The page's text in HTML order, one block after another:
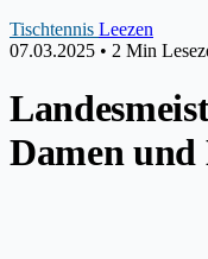
Tischtennis Leezen
07.03.2025 • 2 Min
Damen